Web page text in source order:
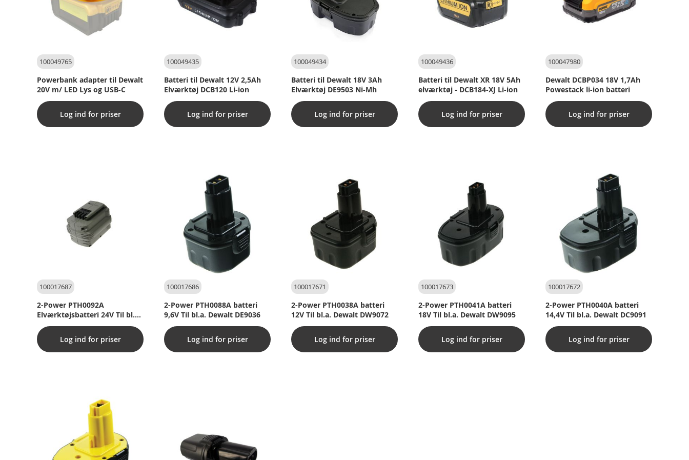
100049765
Powerbank adapter til Dewalt
20V m/ LED Lys og USB-C
Log ind for priser
100049435
Batteri til Dewalt 12V 2,5Ah
Elværktøj DCB120 Li-ion
Log ind for priser
100049434
Batteri til Dewalt 18V 3Ah
Elværktøj DE9503 Ni-Mh
Log ind for priser
100049436
Batteri til Dewalt XR 18V 5Ah
elværktøj - DCB184-XJ Li-ion
Log ind for priser
100047980
Dewalt DCBP034 18V 1,7Ah
Powestack li-ion batteri
Log ind for priser
100017687
2-Power PTH0092A
Elværktøjsbatteri 24V Til bl.a.
Dewalt DE0240
Log ind for priser
100017686
2-Power PTH0088A batteri
9,6V Til bl.a. Dewalt DE9036
Log ind for priser
100017671
2-Power PTH0038A batteri
12V Til bl.a. Dewalt DW9072
Log ind for priser
100017673
2-Power PTH0041A batteri
18V Til bl.a. Dewalt DW9095
Log ind for priser
100017672
2-Power PTH0040A batteri
14,4V Til bl.a. Dewalt DC9091
Log ind for priser